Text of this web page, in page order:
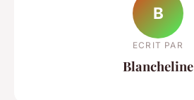
B
ECRIT PAR
Blancheline